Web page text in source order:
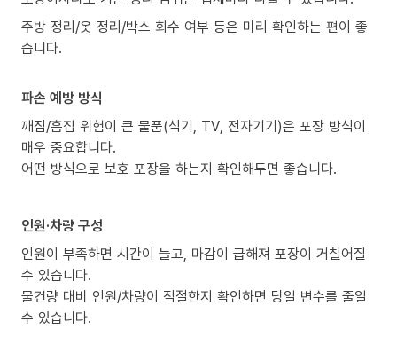
주방 정리/옷 정리/박스 회수 여부 등은 미리 확인하는 편이 좋
습니다.
파손 예방 방식
깨짐/흠집 위험이 큰 물품(식기, TV, 전자기기)은 포장 방식이
매우 중요합니다.
어떤 방식으로 보호 포장을 하는지 확인해두면 좋습니다.
인원·차량 구성
인원이 부족하면 시간이 늘고, 마감이 급해져 포장이 거칠어질
수 있습니다.
물건량 대비 인원/차량이 적절한지 확인하면 당일 변수를 줄일
수 있습니다.